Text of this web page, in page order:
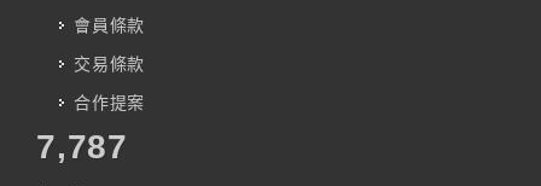
會員條款
交易條款
合作提案
7,787